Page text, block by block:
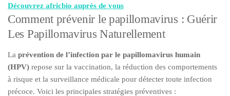
Découvrez africbio auprès de vous
Comment prévenir le papillomavirus : Guérir
Les Papillomavirus Naturellement
La prévention de l’infection par le papillomavirus humain
(HPV) repose sur la vaccination, la réduction des comportements
à risque et la surveillance médicale pour détecter toute infection
précoce. Voici les principales stratégies préventives :